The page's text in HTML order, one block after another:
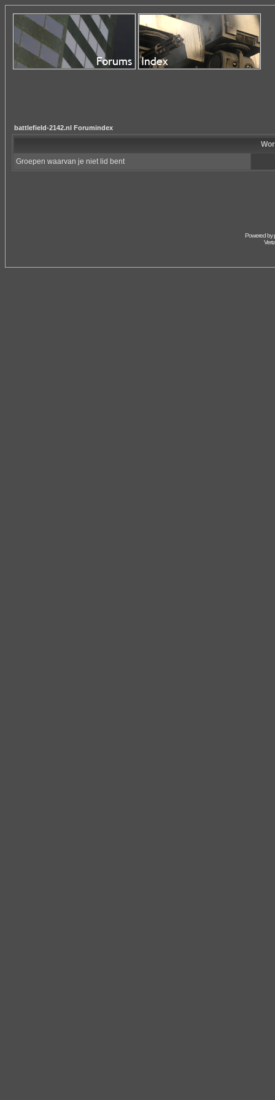
battlefield-2142.nl Forumindex
Groepen waarvan je niet lid bent
Powered by